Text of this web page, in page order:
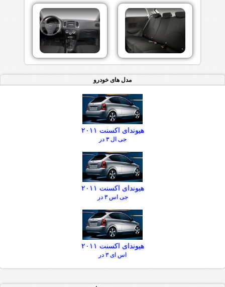
مدل های خودرو
هیوندای اکسنت ۲۰۱۱
جی ال ۳ در
هیوندای اکسنت ۲۰۱۱
جی اس ۳ در
هیوندای اکسنت ۲۰۱۱
اس ای ۳ در